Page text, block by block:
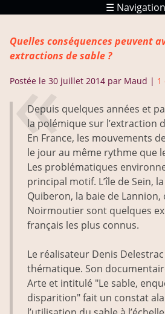
☰ Navigation
Ressources
Quelles conséquences peuvent
extractions de sable ?
Postée le 30 juillet 2014 par Maud | 1
Depuis quelques années et
la polémique sur l’extraction
En France, les mouvements
le jour au même rythme que
Les problématiques
principal motif. L’île de Sein,
Quiberon, la baie de Lannion,
Noirmoutier sont quelques
français les plus connus.
Le réalisateur Denis
thématique. Son
Arte et intitulé "Le sable,
disparition" fait un constat